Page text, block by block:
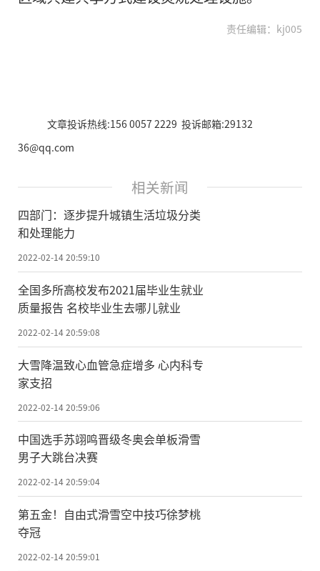
责任编辑：kj005
文章投诉热线:156 0057 2229 投诉邮箱:29132
36@qq.com
相关新闻
四部门：逐步提升城镇生活垃圾分类
和处理能力
2022-02-14 20:59:10
全国多所高校发布2021届毕业生就业
质量报告 名校毕业生去哪儿就业
2022-02-14 20:59:08
大雪降温致心血管急症增多 心内科专
家支招
2022-02-14 20:59:06
中国选手苏翊鸣晋级冬奥会单板滑雪
男子大跳台决赛
2022-02-14 20:59:04
第五金！自由式滑雪空中技巧徐梦桃
夺冠
2022-02-14 20:59:01